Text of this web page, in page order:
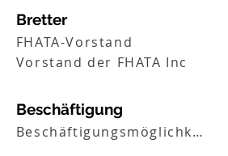
Bretter
FHATA-Vorstand
Vorstand der FHATA Inc
Beschäftigung
Beschäftigungsmöglichkeiten